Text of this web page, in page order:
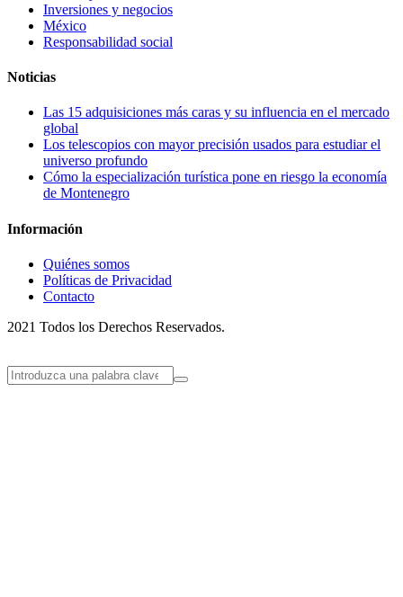
Inversiones y negocios
México
Responsabilidad social
Noticias
Las 15 adquisiciones más caras y su influencia en el mercado
global
Los telescopios con mayor precisión usados para estudiar el
universo profundo
Cómo la especialización turística pone en riesgo la economía
de Montenegro
Información
Quiénes somos
Políticas de Privacidad
Contacto
2021 Todos los Derechos Reservados.